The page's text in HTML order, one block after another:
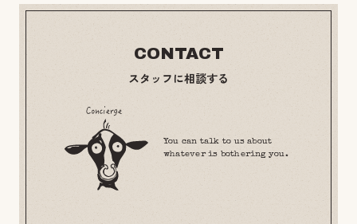
CONTACT
スタッフに相談する
You can talk to us about
whatever is bothering you.